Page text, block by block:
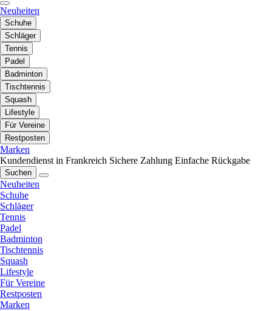
Neuheiten
Schuhe
Schläger
Tennis
Padel
Badminton
Tischtennis
Squash
Lifestyle
Für Vereine
Restposten
Marken
Kundendienst in Frankreich Sichere Zahlung Einfache Rückgabe
Suchen
Neuheiten
Schuhe
Schläger
Tennis
Padel
Badminton
Tischtennis
Squash
Lifestyle
Für Vereine
Restposten
Marken